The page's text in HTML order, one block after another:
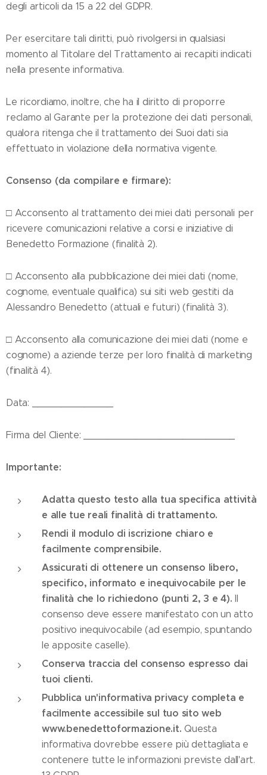
degli articoli da 15 a 22 del GDPR.
Per esercitare tali diritti, può rivolgersi in qualsiasi
momento al Titolare del Trattamento ai recapiti indicati
nella presente informativa.
Le ricordiamo, inoltre, che ha il diritto di proporre
reclamo al Garante per la protezione dei dati personali,
qualora ritenga che il trattamento dei Suoidati sia
effettuato in violazione della normativa vigente.
Consenso (da compilare e firmare):
□ Acconsento al trattamento dei miei dati personali per
ricevere comunicazioni relative a corsi e iniziative di
Benedetto Formazione (finalità 2).
□ Acconsento alla pubblicazione dei miei dati (nome,
cognome, eventuale qualifica) sui siti web gestiti da
Alessandro Benedetto (attuali e futuri) (finalità 3).
□ Acconsento alla comunicazione dei miei dati (nome e
cognome) a aziende terze per loro finalità di marketing
(finalità 4).
Data: ______________
Firma del Cliente: __________________________
Importante:
Adatta questo testo alla tua specifica attività
e alle tue reali finalità di trattamento.
Rendi il modulo di iscrizione chiaro e
facilmente comprensibile.
Assicurati di ottenere un consenso libero,
specifico, informato e inequivocabile per le
finalità che lo richiedono (punti 2, 3 e 4). Il
consenso deve essere manifestato con un atto
positivo inequivocabile (ad esempio, spuntando
le apposite caselle).
Conserva traccia del consenso espresso dai
tuoi clienti.
Pubblica un'informativa privacy completa e
facilmente accessibile sul tuo sito web
www.benedettoformazione.it. Questa
informativa dovrebbe essere più dettagliata e
contenere tutte le informazioni previste dall'art.